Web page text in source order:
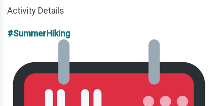
Activity Details
#SummerHiking